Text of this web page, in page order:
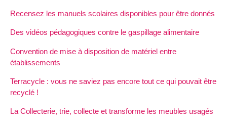
Recensez les manuels scolaires disponibles pour être donnés
Des vidéos pédagogiques contre le gaspillage alimentaire
Convention de mise à disposition de matériel entre
établissements
Terracycle : vous ne saviez pas encore tout ce qui pouvait être
recyclé !
La Collecterie, trie, collecte et transforme les meubles usagés